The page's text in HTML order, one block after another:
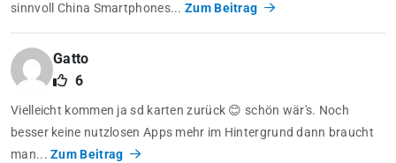
sinnvoll China Smartphones...Zum Beitrag
Gatto
6
Vielleicht kommen ja sd karten zurück 😊 schön wär's. Noch
besser keine nutzlosen Apps mehr im Hintergrund dann braucht
man...Zum Beitrag